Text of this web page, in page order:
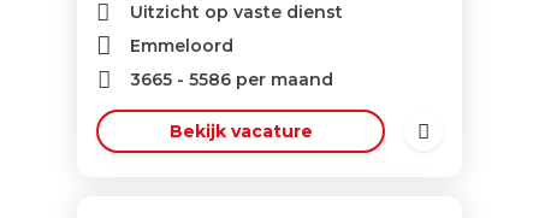
Uitzicht op vaste dienst
Emmeloord
3665 - 5586 per maand
Bekijk vacature